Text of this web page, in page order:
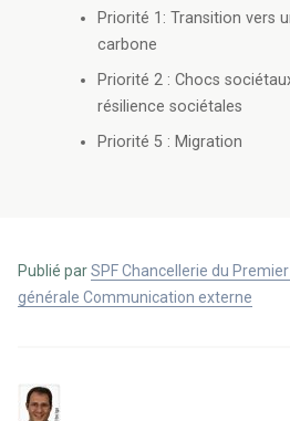
Priorité 1: Transition vers
carbone
Priorité 2 : Chocs
résilience sociétales
Priorité 5 : Migration
Publié parSPF Chancellerie du
générale Communication externe